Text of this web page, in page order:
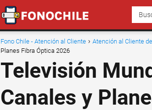
Fono Chile - Atención al Cliente Atención al Cliente
Planes Fibra Óptica 2026
Televisión
Canales y